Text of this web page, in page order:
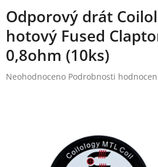
Odporový drát
hotový Fused
0,8ohm (10ks)
Průměrné
Neohodnoceno Podrobnosti